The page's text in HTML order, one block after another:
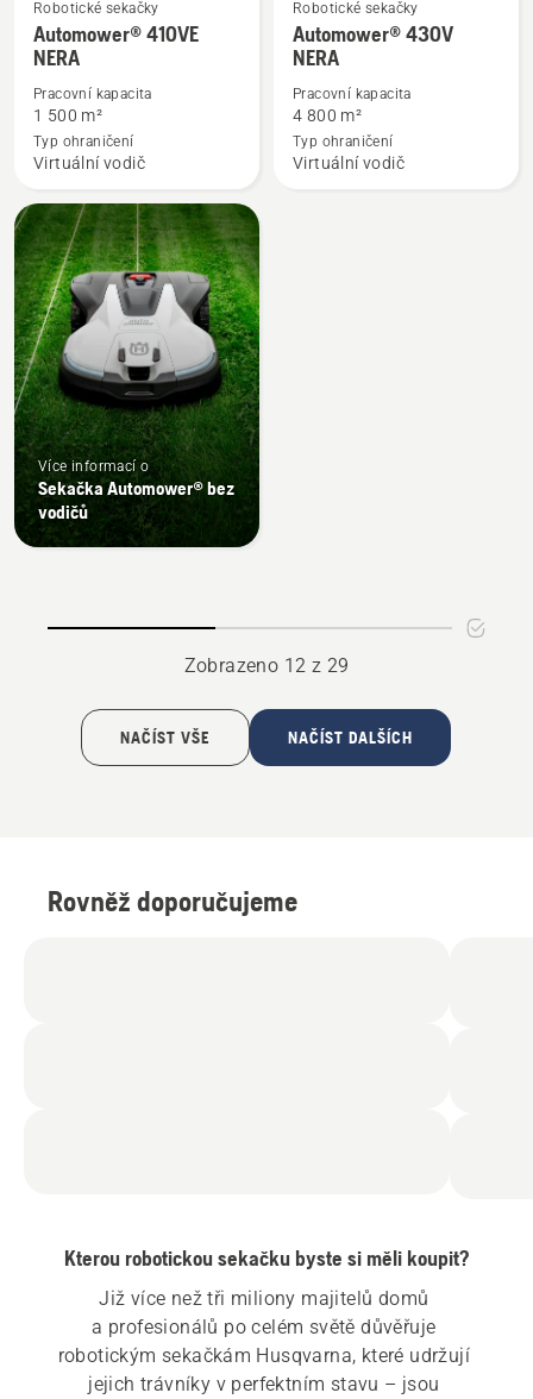
Zobrazit
více
informací
Automower®
410VE
Robotické sekačky
Automower® 410VE
NERA
Pracovní kapacita
1 500 m²
Typ ohraničení
Virtuální vodič
Zobrazit
více
informací
Automower®
430V
Robotické sekačky
Automower® 430V
NERA
Pracovní kapacita
4 800 m²
Typ ohraničení
Virtuální vodič
Více informací o
Sekačka Automower® bez
vodičů
Zobrazeno 12 z 29
NAČÍST VŠE NAČÍST DALŠÍCH
Rovněž doporučujeme
Kterou robotickou sekačku byste si měli koupit?
Již více než tři miliony majitelů domů
a profesionálů po celém světě důvěřuje
robotickým sekačkám Husqvarna, které udržují
jejich trávníky v perfektním stavu – jsou